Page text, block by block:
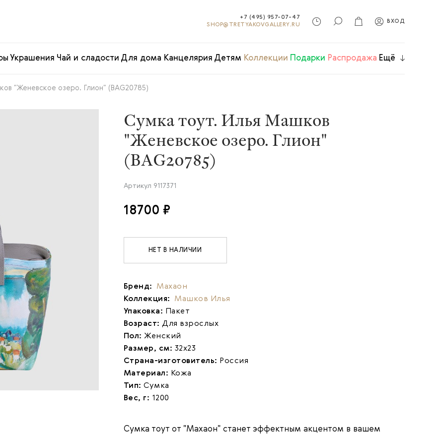
+7 (495) 957-07-47
SHOP@TRETYAKOVGALLERY.RU
ВХОД
Украшения Чай и сладости Для дома Канцелярия Детям Коллекции Подарки Распродажа Ещё
"Женевское озеро. Глион" (BAG20785)
Сумка тоут. Илья Машков
"Женевское озеро. Глион"
(BAG20785)
Артикул 9117371
18700 ₽
НЕТ В НАЛИЧИИ
Бренд: Махаон
Коллекция: Машков Илья
Упаковка: Пакет
Возраст:Для взрослых
Пол:Женский
Размер, см: 32х23
Страна-изготовитель: Россия
Материал: Кожа
Тип:Сумка
Вес, г: 1200
Сумка тоут от "Махаон" станет эффектным акцентом в вашем